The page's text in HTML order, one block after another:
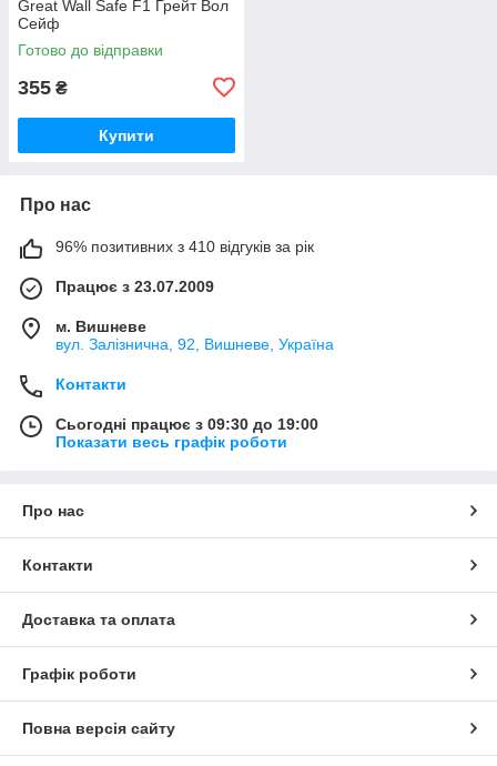
Great Wall Safe F1 Грейт Вол
Сейф
Готово до відправки
355 ₴
Купити
Про нас
96% позитивних з 410 відгуків за рік
Працює з 23.07.2009
м. Вишневе
вул. Залізнична, 92, Вишневе, Україна
Контакти
Сьогодні працює з 09:30 до 19:00
Показати весь графік роботи
Про нас
Контакти
Доставка та оплата
Графік роботи
Повна версія сайту